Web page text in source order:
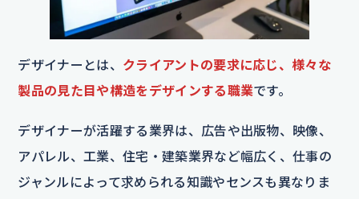
デザイナーとは、 クライアントの要求に応じ、様々な
製品の見た目や構造をデザインする職業です。
デザイナーが活躍する業界は、広告や出版物、映像、
アパレル、工業、住宅・建築業界など幅広く、仕事の
ジャンルによって求められる知識やセンスも異なりま